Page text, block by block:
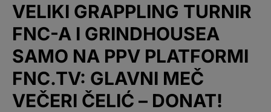
VELIKI GRAPPLING TURNIR
FNC-A I GRINDHOUSEA
SAMO NA PPV PLATFORMI
FNC.TV: GLAVNI MEČ
VEČERI ČELIĆ – DONAT!